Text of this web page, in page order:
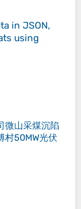
in JSON,
using
微山采煤沉陷
村50MW光伏